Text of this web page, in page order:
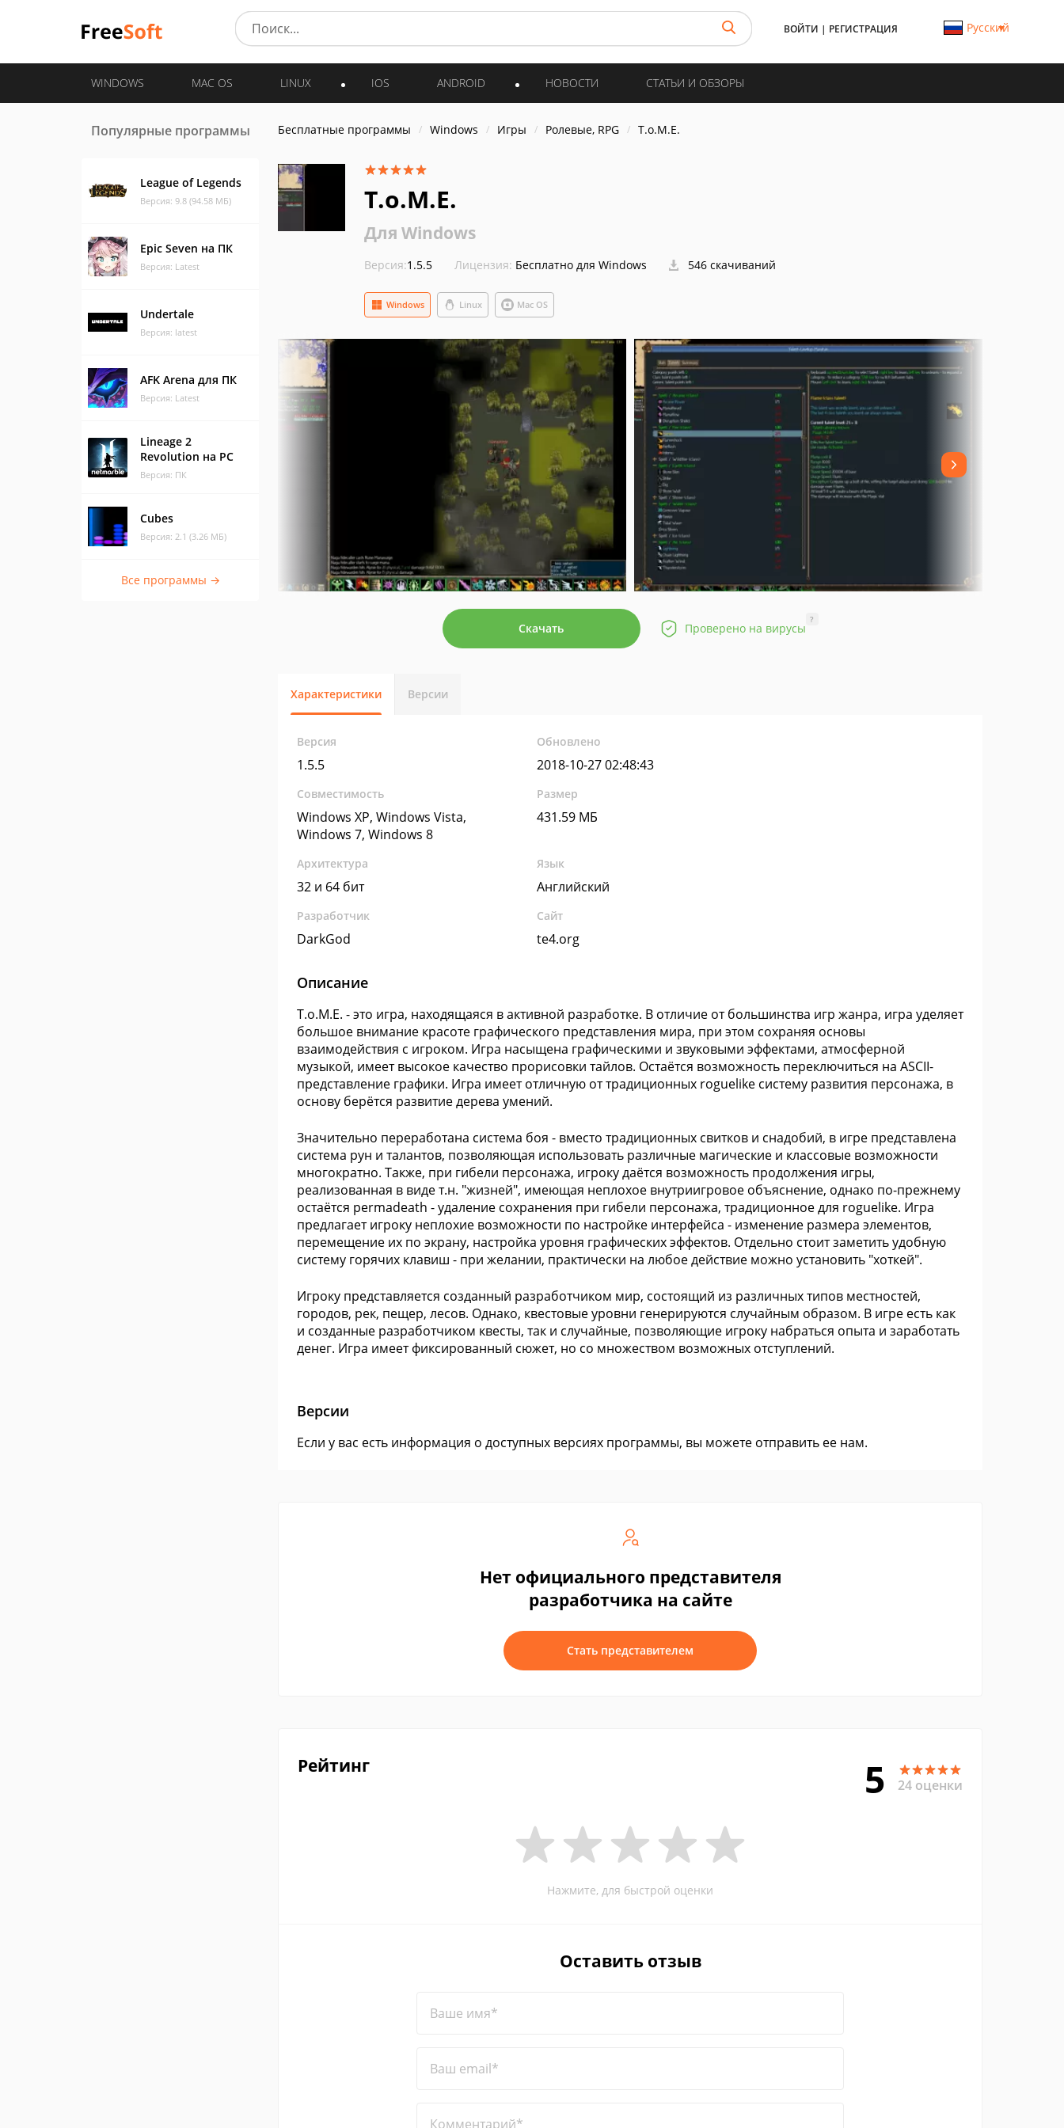
ВОЙТИ | РЕГИСТРАЦИЯ Русский
WINDOWS MAC OS LINUX IOS ANDROID НОВОСТИ СТАТЬИ И ОБЗОРЫ
Популярные программы
League of Legends
Версия: 9.8 (94.58 МБ)
Epic Seven на ПК
Версия: Latest
Undertale
Версия: latest
AFK Arena для ПК
Версия: Latest
Lineage 2
Revolution на PC
Версия: ПК
Cubes
Версия: 2.1 (3.26 МБ)
Все программы →
Бесплатные программы Windows Игры Ролевые, RPG T.o.M.E.
T.o.M.E.
Для Windows
Версия:1.5.5 Лицензия: Бесплатно для Windows 546 скачиваний
Windows Linux Mac OS
Скачать Проверено на вирусы
?
Характеристики Версии
Версия
1.5.5
Обновлено
2018-10-27 02:48:43
Совместимость
Windows XP, Windows Vista,
Windows 7, Windows 8
Размер
431.59 МБ
Архитектура
32 и 64 бит
Язык
Английский
Разработчик
DarkGod
Сайт
te4.org
Описание
T.o.M.E. - это игра, находящаяся в активной разработке. В отличие от большинства игр жанра, игра уделяет
большое внимание красоте графического представления мира, при этом сохраняя основы
взаимодействия с игроком. Игра насыщена графическими и звуковыми эффектами, атмосферной
музыкой, имеет высокое качество прорисовки тайлов. Остаётся возможность переключиться на ASCII-
представление графики. Игра имеет отличную от традиционных roguelike систему развития персонажа, в
основу берётся развитие дерева умений.
Значительно переработана система боя - вместо традиционных свитков и снадобий, в игре представлена
система рун и талантов, позволяющая использовать различные магические и классовые возможности
многократно. Также, при гибели персонажа, игроку даётся возможность продолжения игры,
реализованная в виде т.н. "жизней", имеющая неплохое внутриигровое объяснение, однако по-прежнему
остаётся permadeath - удаление сохранения при гибели персонажа, традиционное для roguelike. Игра
предлагает игроку неплохие возможности по настройке интерфейса - изменение размера элементов,
перемещение их по экрану, настройка уровня графических эффектов. Отдельно стоит заметить удобную
систему горячих клавиш - при желании, практически на любое действие можно установить "хоткей".
Игроку представляется созданный разработчиком мир, состоящий из различных типов местностей,
городов, рек, пещер, лесов. Однако, квестовые уровни генерируются случайным образом. В игре есть как
и созданные разработчиком квесты, так и случайные, позволяющие игроку набраться опыта и заработать
денег. Игра имеет фиксированный сюжет, но со множеством возможных отступлений.
Версии
Если у вас есть информация о доступных версиях программы, вы можете отправить ее нам.
Нет официального представителя
разработчика на сайте
Стать представителем
Рейтинг 5 24 оценки
Нажмите, для быстрой оценки
Оставить отзыв
Ваше имя*
Ваш email*
Комментарий*